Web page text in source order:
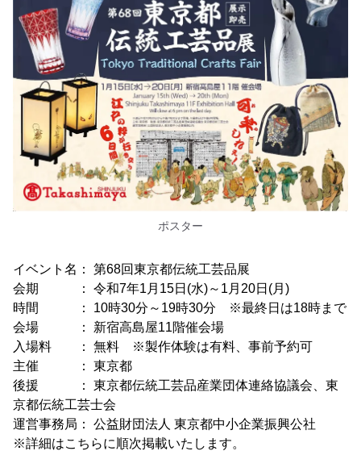
ポスター
イベント名： 第68回東京都伝統工芸品展
会期 ： 令和7年1月15日(水)～1月20日(月)
時間 ： 10時30分～19時30分 ※最終日は18時まで
会場 ： 新宿高島屋11階催会場
入場料 ： 無料 ※製作体験は有料、事前予約可
主催 ： 東京都
後援 ： 東京都伝統工芸品産業団体連絡協議会、東
京都伝統工芸士会
運営事務局： 公益財団法人 東京都中小企業振興公社
※詳細はこちらに順次掲載いたします。